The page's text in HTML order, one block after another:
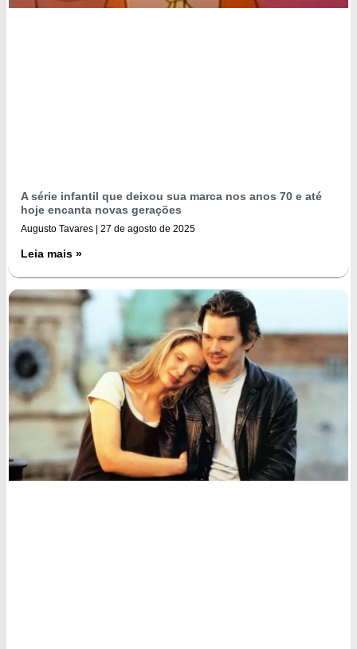
A série infantil que deixou sua marca nos anos 70 e até
hoje encanta novas gerações
Augusto Tavares 27 de agosto de 2025
Leia mais »